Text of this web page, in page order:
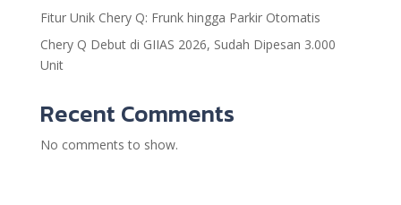
Fitur Unik Chery Q: Frunk hingga Parkir Otomatis
Chery Q Debut di GIIAS 2026, Sudah Dipesan 3.000
Unit
Recent Comments
No comments to show.